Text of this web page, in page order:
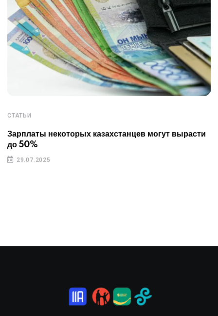
СТАТЬИ
Зарплаты некоторых казахстанцев могут вырасти
до 50%
29.07.2025